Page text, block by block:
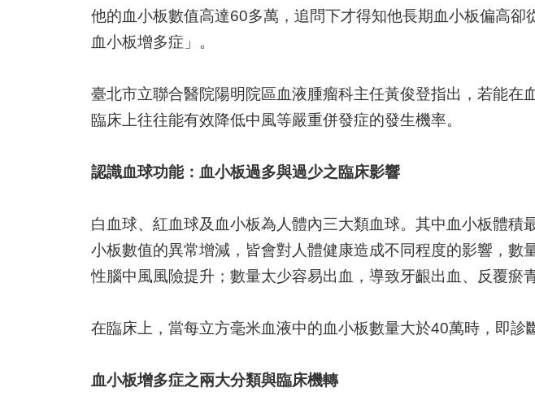
他的血小板數值高達60多萬，追問下才得知他長期血小板偏高
血小板增多症」。
臺北市立聯合醫院陽明院區血液腫瘤科主任黃俊登指出，若能在
臨床上往往能有效降低中風等嚴重併發症的發生機率。
認識血球功能：血小板過多與過少之臨床影響
白血球、紅血球及血小板為人體內三大類血球。其中血小板體
小板數值的異常增減，皆會對人體健康造成不同程度的影響，
性腦中風風險提升；數量太少容易出血，導致牙齦出血、反覆瘀
在臨床上，當每立方毫米血液中的血小板數量大於40萬時，即診
血小板增多症之兩大分類與臨床機轉